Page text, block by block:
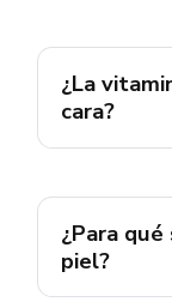
¿La
cara?
¿Para
piel?